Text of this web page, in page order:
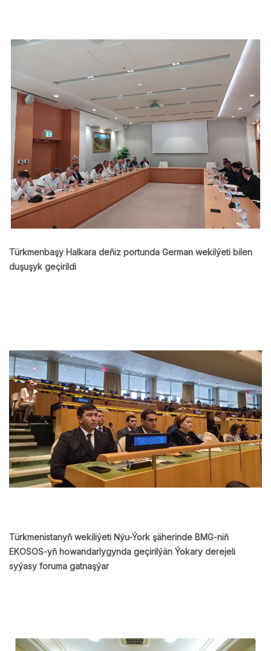
Türkmenbaşy Halkara deňiz portunda German wekilýeti bilen
duşuşyk geçirildi
Türkmenistanyň wekiliýeti Nýu-Ýork şäherinde BMG-niň
EKOSOS-yň howandarlygynda geçirilýän Ýokary derejeli
syýasy foruma gatnaşýar